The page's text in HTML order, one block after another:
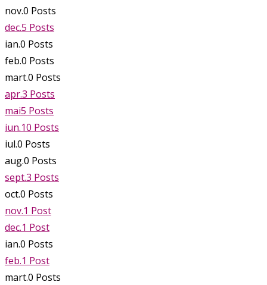
nov.0 Posts
dec.5 Posts
ian.0 Posts
feb.0 Posts
mart.0 Posts
apr.3 Posts
mai5 Posts
iun.10 Posts
iul.0 Posts
aug.0 Posts
sept.3 Posts
oct.0 Posts
nov.1 Post
dec.1 Post
ian.0 Posts
feb.1 Post
mart.0 Posts